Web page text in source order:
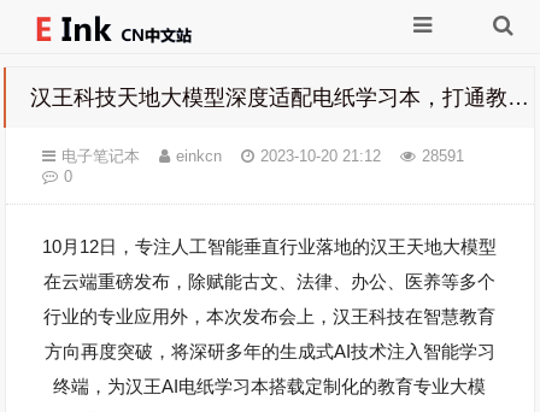
汉王科技天地大模型深度适配电纸学习本，打通教育数智化全链路
电子笔记本 einkcn 2023-10-20 21:12
28591
0
10月 12日，专注人工智能垂直行业落地的汉王天地大模型
在云端重磅发布，除赋能古文、法律、办公、医养等多个
行业的专业应用外，本次发布会上，汉王科技在智慧教育
方向再度突破，将深研多年的生成式AI技术注入智能学习
终端，为汉王AI电纸学习本搭载定制化的教育专业大模